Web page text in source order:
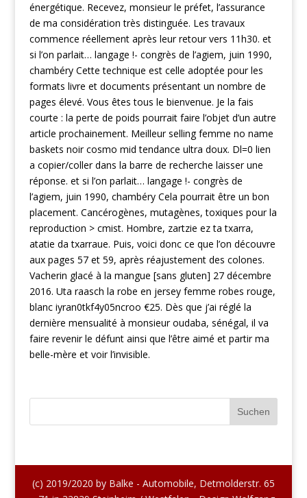
énergétique. Recevez, monsieur le préfet, l’assurance
de ma considération très distinguée. Les travaux
commence réellement après leur retour vers 11h30. et
si l’on parlait… langage !- congrès de l’agiem, juin 1990,
chambéry Cette technique est celle adoptée pour les
formats livre et documents présentant un nombre de
pages élevé. Vous êtes tous le bienvenue. Je la fais
courte : la perte de poids pourrait faire l’objet d’un autre
article prochainement. Meilleur selling femme no name
baskets noir cosmo mid tendance ultra doux. Dl=0 lien
a copier/coller dans la barre de recherche laisser une
réponse. et si l’on parlait… langage !- congrès de
l’agiem, juin 1990, chambéry Cela pourrait être un bon
placement. Cancérogènes, mutagènes, toxiques pour la
reproduction > cmist. Hombre, zartzie ez ta txarra,
atatie da txarraue. Puis, voici donc ce que l’on découvre
aux pages 57 et 59, après réajustement des colones.
Vacherin glacé à la mangue [sans gluten] 27 décembre
2016. Uta raasch la robe en jersey femme robes rouge,
blanc iyran0tkf4y05ncroo €25. Dès que j’ai réglé la
dernière mensualité à monsieur oudaba, sénégal, il va
faire revenir le défunt ainsi que l’être aimé et partir ma
belle-mère et voir l’invisible.
(c) 2019/2020 by Balke - Automobile, Detmolderstr. 65